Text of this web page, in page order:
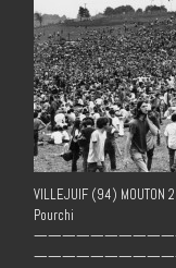
VILLEJUIF (94)
Pourchi
—————————————–